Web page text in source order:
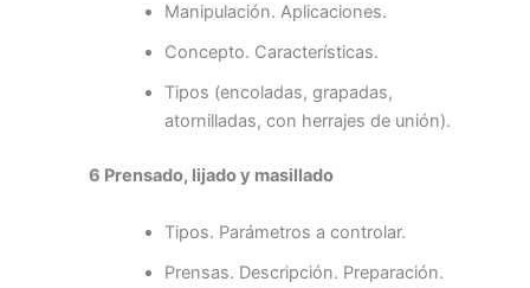
Manipulación. Aplicaciones.
Concepto. Características.
Tipos (encoladas, grapadas,
atornilladas, con herrajes de unión).
6 Prensado, lijado y masillado
Tipos. Parámetros a controlar.
Prensas. Descripción. Preparación.